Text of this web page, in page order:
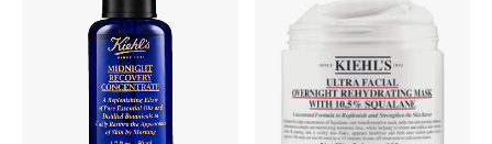
الحقائب النسائية
أحذية النسائية